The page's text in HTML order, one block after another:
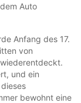
Auto
Anfang des 17.
von
und ein
bewohnt eine